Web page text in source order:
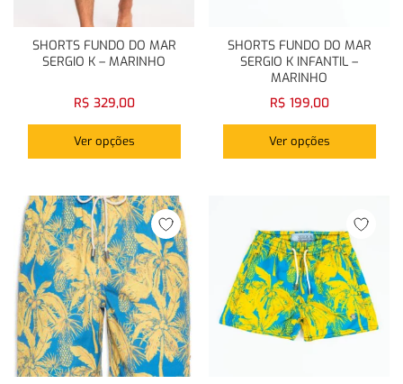
SHORTS FUNDO DO MAR
SERGIO K – MARINHO
R$ 329,00
Ver opções
SHORTS FUNDO DO MAR
SERGIO K INFANTIL –
MARINHO
R$ 199,00
Ver opções